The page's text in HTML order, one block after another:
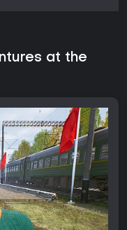
at the